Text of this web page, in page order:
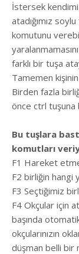
İstersek
atadığımız
komutunu
farklı bir tuşa
Tamemen
Birden fazla
önce ctrl tuşuna
Bu tuşlara
komutları
F1 Hareket
F2 birliğin hangi
F3 Seçtiğimiz
F4 Okçular için
başında
okçularınızın
düşman belli bir